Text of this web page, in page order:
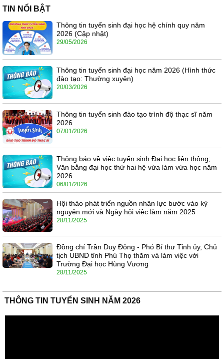
TIN NỔI BẬT
Thông tin tuyển sinh đại học hệ chính quy năm
2026 (Cập nhật)
29/05/2026
Thông tin tuyển sinh đại học năm 2026 (Hình thức
đào tạo: Thường xuyên)
20/03/2026
Thông tin tuyển sinh đào tạo trình độ thạc sĩ năm
2026
07/01/2026
Thông báo về việc tuyển sinh Đại học liên thông;
Văn bằng đại học thứ hai hệ vừa làm vừa học năm
2026
06/01/2026
Hội thảo phát triển nguồn nhân lực bước vào kỷ
nguyên mới và Ngày hội việc làm năm 2025
28/11/2025
Đồng chí Trần Duy Đông - Phó Bí thư Tỉnh ủy, Chủ
tịch UBND tỉnh Phú Thọ thăm và làm việc với
Trường Đại học Hùng Vương
28/11/2025
THÔNG TIN TUYỂN SINH NĂM 2026